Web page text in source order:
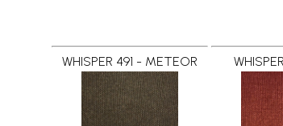
WHISPER 491 - METEOR